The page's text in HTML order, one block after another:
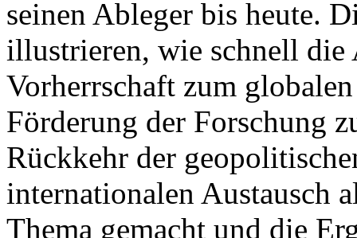
seinen Ableger bis heute.
illustrieren, wie schnell die
Vorherrschaft zum
Förderung der Forschung
Rückkehr der
internationalen Austausch
Thema gemacht und die